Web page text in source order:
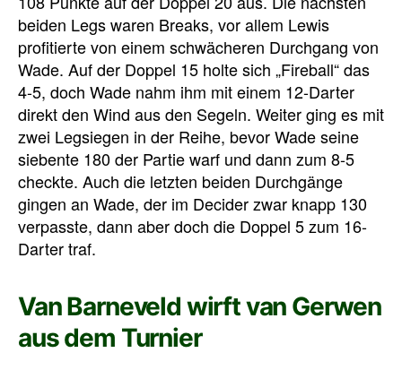
beiden Legs waren Breaks, vor allem Lewis
profitierte von einem schwächeren Durchgang von
Wade. Auf der Doppel 15 holte sich „Fireball“ das
4-5, doch Wade nahm ihm mit einem 12-Darter
direkt den Wind aus den Segeln. Weiter ging es mit
zwei Legsiegen in der Reihe, bevor Wade seine
siebente 180 der Partie warf und dann zum 8-5
checkte. Auch die letzten beiden Durchgänge
gingen an Wade, der im Decider zwar knapp 130
verpasste, dann aber doch die Doppel 5 zum 16-
Darter traf.
Van Barneveld wirft van Gerwen
aus dem Turnier